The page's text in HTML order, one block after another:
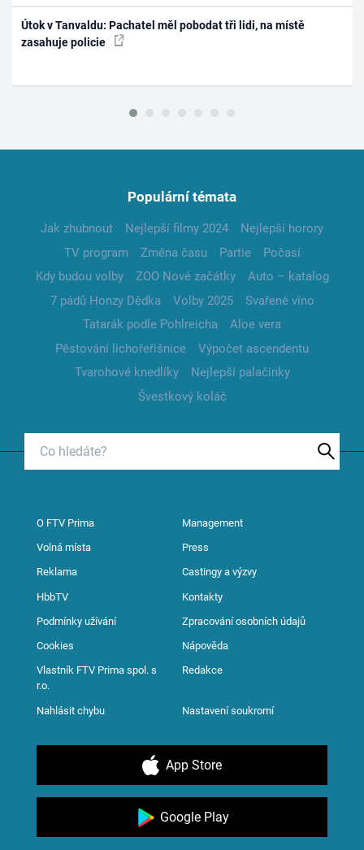
Útok v Tanvaldu: Pachatel měl pobodat tři lidi, na místě
zasahuje policie
Populární témata
Jak zhubnout Nejlepší filmy 2024
Nejlepší horory
TV program
Změna času Partie
Počasí
Kdy budou volby
ZOO Nové začátky
Auto – katalog
7 pádů Honzy Dědka
Volby 2025
Svařené víno
Tatarák podle Pohlreicha
Aloe vera
Pěstování lichořeřišnice
Výpočet ascendentu
Tvarohové knedlíky
Nejlepší palačinky
Švestkový koláč
O FTV Prima Management
Volná místa Press
Reklama Castingy a výzvy
HbbTV Kontakty
Podmínky užívání Zpracování osobních údajů
Cookies Nápověda
Vlastník FTV Prima spol. s
r.o.
Redakce
Nahlásit chybu Nastavení soukromí
App Store
Google Play